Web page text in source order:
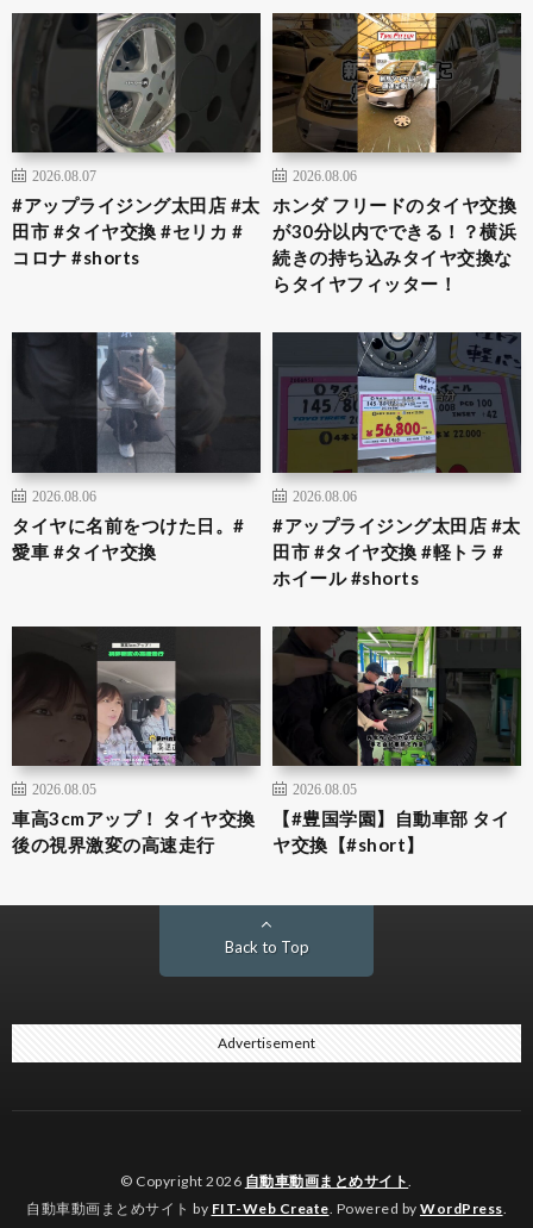
2026.08.07
#アップライジング太田店 #太
田市 #タイヤ交換 #セリカ #
コロナ #shorts
2026.08.06
ホンダ フリードのタイヤ交換
が30分以内でできる！？横浜
続きの持ち込みタイヤ交換な
らタイヤフィッター！
2026.08.06
タイヤに名前をつけた日。#
愛車 #タイヤ交換
2026.08.06
#アップライジング太田店 #太
田市 #タイヤ交換 #軽トラ #
ホイール #shorts
2026.08.05
車高3cmアップ！ タイヤ交換
後の視界激変の高速走行
2026.08.05
【#豊国学園】自動車部 タイ
ヤ交換【#short】
Back to Top
Advertisement
© Copyright 2026 自動車動画まとめサイト.
自動車動画まとめサイト by FIT-Web Create. Powered by WordPress.